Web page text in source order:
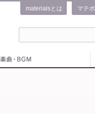
マテ
materialsとは